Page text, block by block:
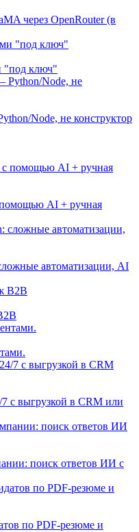
через OpenRouter (в
"под ключ"
Node, не конструктор
AI + ручная
автоматизации, AI
7 с выгрузкой в CRM или
поиск ответов ИИ с
по PDF-резюме и